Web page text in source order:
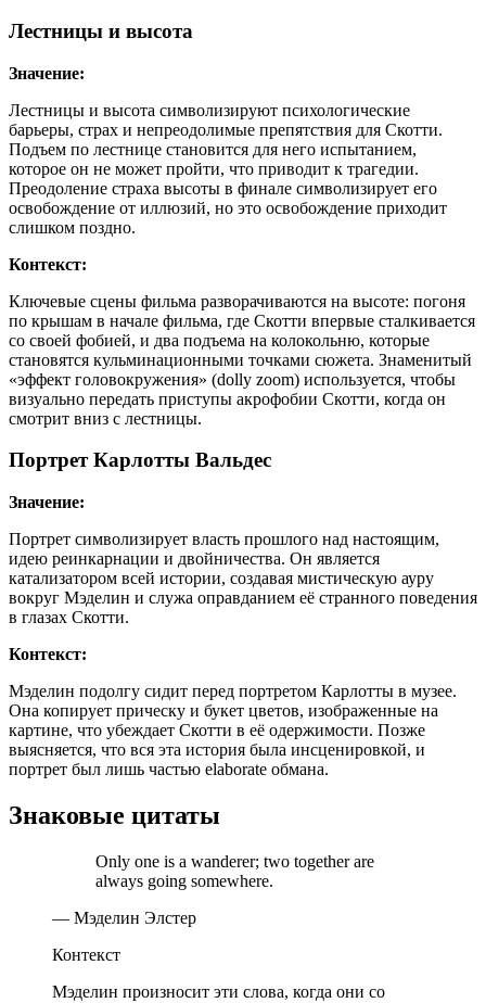
Лестницы и высота
Значение:
Лестницы и высота символизируют психологические
барьеры, страх и непреодолимые препятствия для Скотти.
Подъем по лестнице становится для него испытанием,
которое он не может пройти, что приводит к трагедии.
Преодоление страха высоты в финале символизирует его
освобождение от иллюзий, но это освобождение приходит
слишком поздно.
Контекст:
Ключевые сцены фильма разворачиваются на высоте: погоня
по крышам в начале фильма, где Скотти впервые сталкивается
со своей фобией, и два подъема на колокольню, которые
становятся кульминационными точками сюжета. Знаменитый
«эффект головокружения» (dolly zoom) используется, чтобы
визуально передать приступы акрофобии Скотти, когда он
смотрит вниз с лестницы.
Портрет Карлотты Вальдес
Значение:
Портрет символизирует власть прошлого над настоящим,
идею реинкарнации и двойничества. Он является
катализатором всей истории, создавая мистическую ауру
вокруг Мэделин и служа оправданием её странного поведения
в глазах Скотти.
Контекст:
Мэделин подолгу сидит перед портретом Карлотты в музее.
Она копирует прическу и букет цветов, изображенные на
картине, что убеждает Скотти в её одержимости. Позже
выясняется, что вся эта история была инсценировкой, и
портрет был лишь частью elaborate обмана.
Знаковые цитаты
Only one is a wanderer; two together are
always going somewhere.
— Мэделин Элстер
Контекст
Мэделин произносит эти слова, когда они со